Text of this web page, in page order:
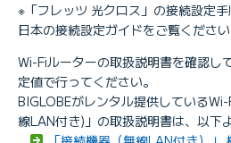
※「フレッツ 光クロス」の接続設定
日本の接続設定ガイドをご覧ください
Wi-Fiルーターの取扱説明書を確認し
定値で行ってください。
BIGLOBEがレンタル提供している
線LAN付き)」の取扱説明書は、以下